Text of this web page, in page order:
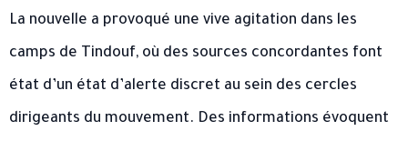
La nouvelle a provoqué une vive agitation dans les
camps de Tindouf, où des sources concordantes font
état d’un état d’alerte discret au sein des cercles
dirigeants du mouvement. Des informations évoquent